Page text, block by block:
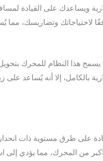
ويساعدك على القيادة
لاحتياجاتك وتضاريسك، مما
هذا النظام للمحرك
بالكامل، إلا أنه يُساعد
على طرق مستوية ذات
من المحرك، مما يؤدي إلى